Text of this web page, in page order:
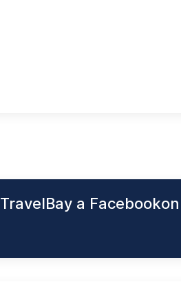
TravelBay a Facebookon